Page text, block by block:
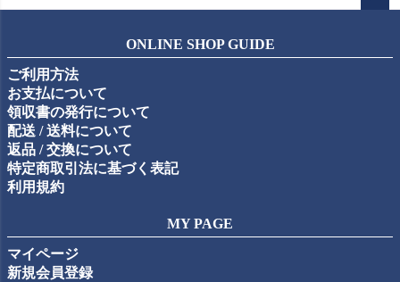
ップ
ONLINE SHOP GUIDE
ご利用方法
お支払について
領収書の発行について
配送 / 送料について
返品 / 交換について
特定商取引法に基づく表記
利用規約
MY PAGE
マイページ
新規会員登録